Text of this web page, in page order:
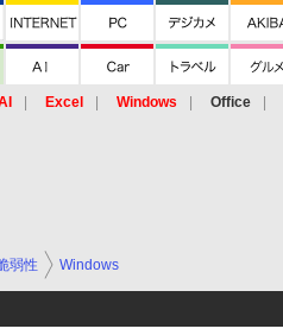
Excel Windows Office
弱性 Windows